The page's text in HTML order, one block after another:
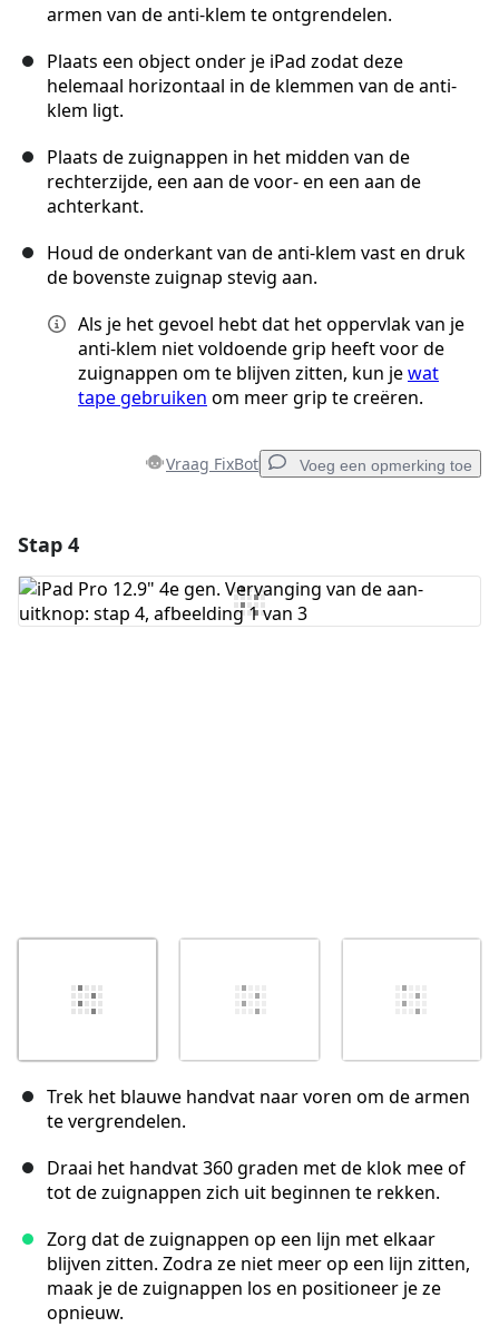
armen van de anti-klem te ontgrendelen.
Plaats een object onder je iPad zodat deze
helemaal horizontaal in de klemmen van de anti-
klem ligt.
Plaats de zuignappen in het midden van de
rechterzijde, een aan de voor- en een aan de
achterkant.
Houd de onderkant van de anti-klem vast en druk
de bovenste zuignap stevig aan.
Als je het gevoel hebt dat het oppervlak van je
anti-klem niet voldoende grip heeft voor de
zuignappen om te blijven zitten, kun jewat
tape gebruiken om meer grip te creëren.
Vraag FixBot Voeg een opmerking toe
Voeg opmerking toe
Stap 4
Trek het blauwe handvat naar voren om de armen
te vergrendelen.
Draai het handvat 360 graden met de klok mee of
tot de zuignappen zich uit beginnen te rekken.
Zorg dat de zuignappen op een lijn met elkaar
blijven zitten. Zodra ze niet meer op een lijn zitten,
maak je de zuignappen los en positioneer je ze
opnieuw.